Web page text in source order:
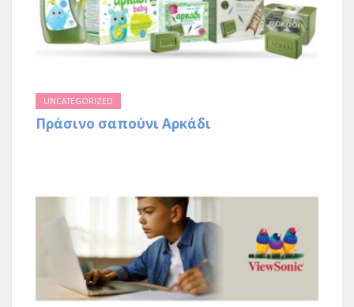
UNCATEGORIZED
Πράσινο σαπούνι Αρκάδι